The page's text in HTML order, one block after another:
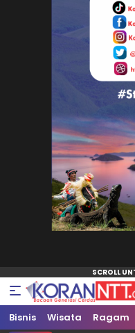
Koran NTT
Bacaan Generasi Cerdas
Bisnis Wisata Ragam